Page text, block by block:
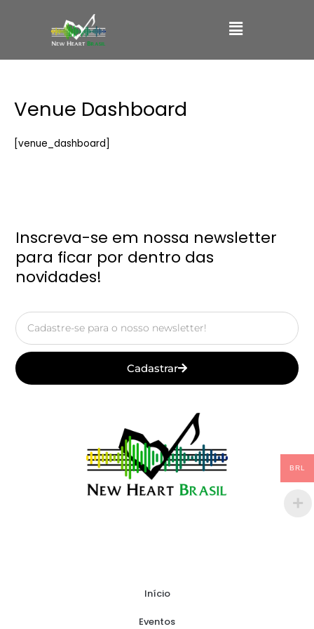
conteúdo
Main
Menu
Venue Dashboard
[venue_dashboard]
Inscreva-se em nossa newsletter
para ficar por dentro das
novidades!
Email
Cadastrar
Início
Eventos
BRL